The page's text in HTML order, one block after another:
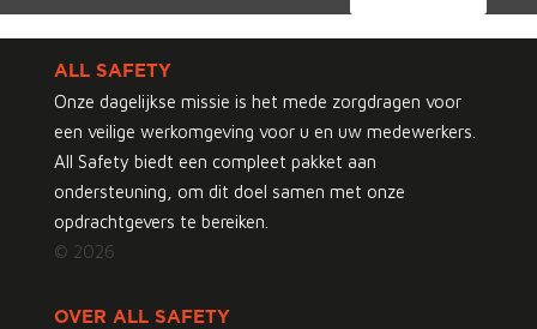
ALL SAFETY
Onze dagelijkse missie is het mede zorgdragen voor
een veilige werkomgeving voor u en uw medewerkers.
All Safety biedt een compleet pakket aan
ondersteuning, om dit doel samen met onze
opdrachtgevers te bereiken.
© 2026
OVER ALL SAFETY